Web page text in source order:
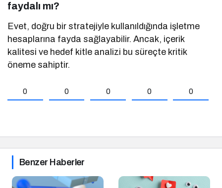
faydalı mı?
Evet, doğru bir stratejiyle kullanıldığında işletme
hesaplarına fayda sağlayabilir. Ancak, içerik
kalitesi ve hedef kitle analizi bu süreçte kritik
öneme sahiptir.
0 0 0 0 0
Benzer Haberler